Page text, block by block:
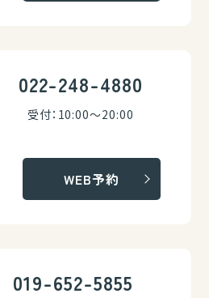
022-248-4880
受付：10:00～20:00
WEB予約
019-652-5855